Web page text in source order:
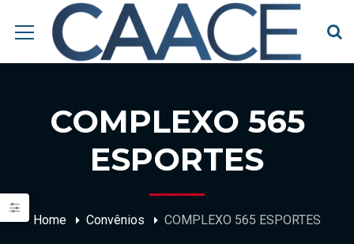
COMPLEXO 565
ESPORTES
Home Convênios COMPLEXO 565 ESPORTES